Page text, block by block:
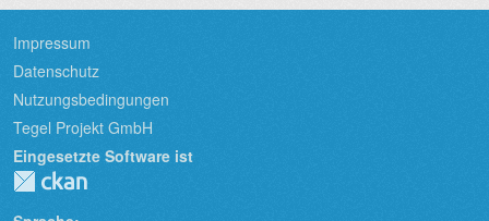
Impressum
Datenschutz
Nutzungsbedingungen
Tegel Projekt GmbH
Eingesetzte Software ist